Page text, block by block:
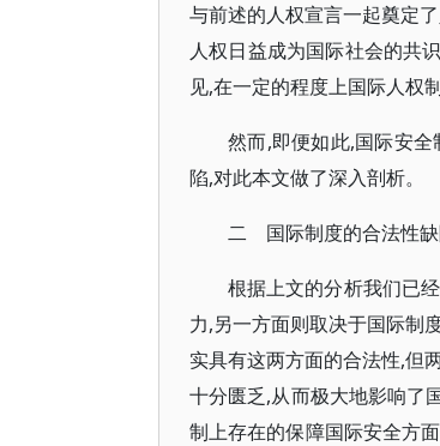
与前述的人权宣言一起奠定
人权日益成为国际社会的共
见,在一定的程度上国际人权
然而,即便如此,国际安
陷,对此本文做了深入剖析。
二 国际制度的合法性
根据上文的分析我们已
力,另一方面则取决于国际制
实具有这两方面的合法性,但
十分匮乏,从而极大地影响了
制上存在的保障国际安全方